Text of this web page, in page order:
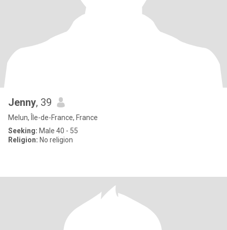
Jenny, 39
Melun, Île-de-France, France
Seeking: Male 40 - 55
Religion: No religion